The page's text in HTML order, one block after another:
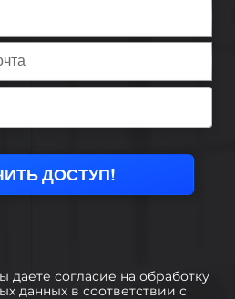
даете согласие на обработку
данных в соответствии с